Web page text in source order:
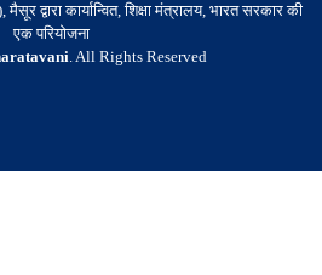
द्वारा कार्यान्वित, शिक्षा मंत्रालय, भारत सरकार की
एक परियोजना
. All Rights Reserved